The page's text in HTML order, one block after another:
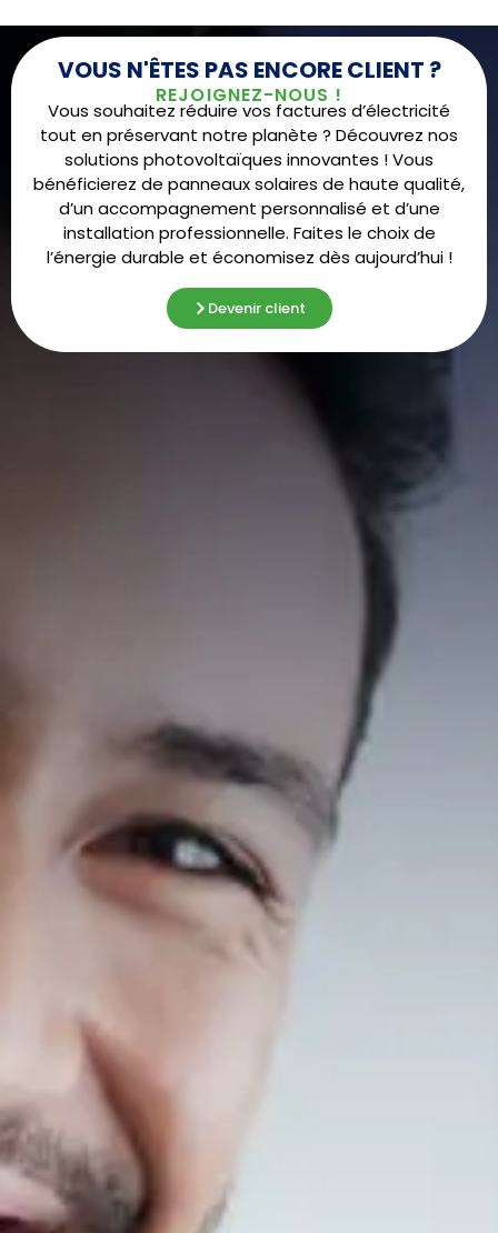
VOUS N'ÊTES PAS ENCORE CLIENT ?
REJOIGNEZ-NOUS !
Vous souhaitez réduire vos factures d’électricité
tout en préservant notre planète ? Découvrez nos
solutions photovoltaïques innovantes ! Vous
bénéficierez de panneaux solaires de haute qualité,
d’un accompagnement personnalisé et d’une
installation professionnelle. Faites le choix de
l’énergie durable et économisez dès aujourd’hui !
Devenir client